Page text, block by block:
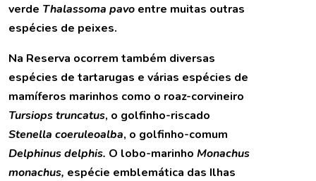
verde Thalassoma pavo entre muitas outras
espécies de peixes.
Na Reserva ocorrem também diversas
espécies de tartarugas e várias espécies de
mamíferos marinhos como o roaz-corvineiro
Tursiops truncatus, o golfinho-riscado
Stenella coeruleoalba, o golfinho-comum
Delphinus delphis. O lobo-marinho Monachus
monachus, espécie emblemática das Ilhas